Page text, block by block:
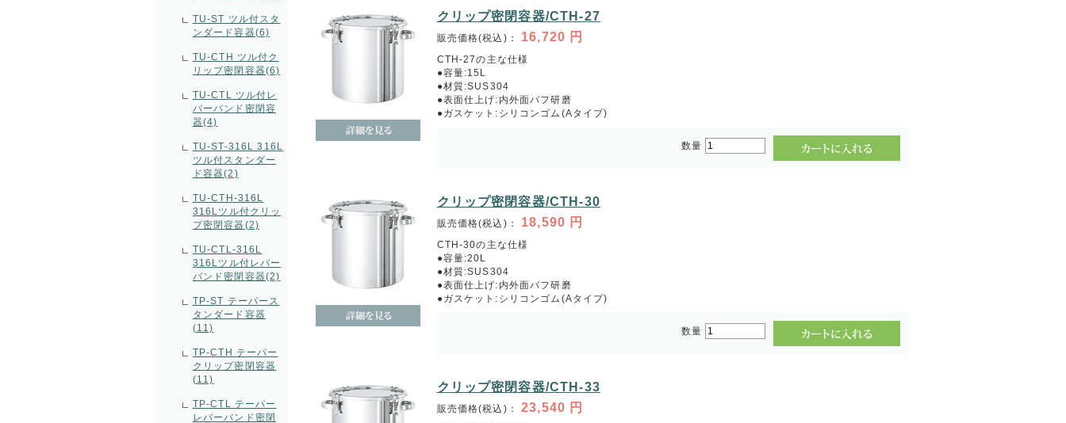
TU-ST ツル付スタ
ンダード容器(6)
TU-CTH ツル付ク
リップ密閉容器(6)
TU-CTL ツル付レ
バーバンド密閉容
器(4)
TU-ST-316L 316L
ツル付スタンダー
ド容器(2)
TU-CTH-316L
316Lツル付クリッ
プ密閉容器(2)
TU-CTL-316L
316Lツル付レバー
バンド密閉容器(2)
TP-ST テーパース
タンダード容器
(11)
TP-CTH テーパー
クリップ密閉容器
(11)
TP-CTL テーパー
レバーバンド密閉
クリップ密閉容器/CTH-27
販売価格(税込)： 16,720 円
CTH-27の主な仕様
●容量:15L
●材質:SUS304
●表面仕上げ:内外面バフ研磨
●ガスケット:シリコンゴム(Aタイプ)
数量
クリップ密閉容器/CTH-30
販売価格(税込)： 18,590 円
CTH-30の主な仕様
●容量:20L
●材質:SUS304
●表面仕上げ:内外面バフ研磨
●ガスケット:シリコンゴム(Aタイプ)
数量
クリップ密閉容器/CTH-33
販売価格(税込)：23,540 円